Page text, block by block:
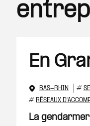
En
BAS-RHIN #
# RÉSEAUX
La